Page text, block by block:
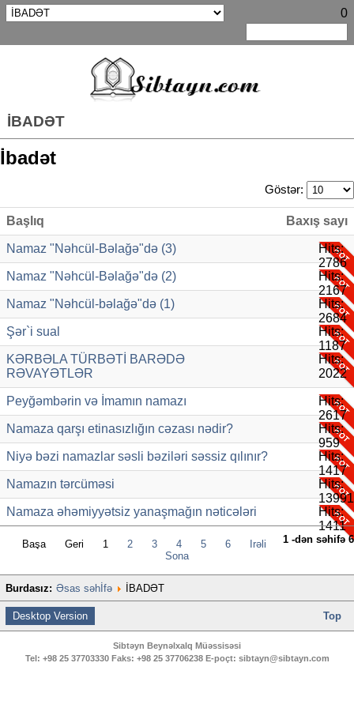
0
İBADƏT
İbadət
Göstər:
Başlıq Baxış sayı
Namaz "Nəhcül-Bəlağə"də (3)
Hits:
2786
Namaz "Nəhcül-Bəlağə"də (2)
Hits:
2167
Namaz "Nəhcül-bəlağə"də (1)
Hits:
2684
Şər`i sual
Hits:
1187
KƏRBƏLA TÜRBƏTİ BARƏDƏ
RƏVAYƏTLƏR
Hits:
2022
Peyğəmbərin və İmamın namazı
Hits:
2617
Namaza qarşı etinasızlığın cəzası nədir?
Hits:
959
Niyə bəzi namazlar səsli bəziləri səssiz qılınır?
Hits:
1417
Namazın tərcüməsi
Hits:
13991
Namaza əhəmiyyətsiz yanaşmağın nəticələri
Hits:
1411
1 -dən səhifə 6
Başa Geri 1 2 3 4 5 6
İrəli
Sona
Burdasız: Əsas səhİfə İBADƏT
Desktop Version Top
Sibtəyn Beynəlxalq Müəssisəsi
Tel: +98 25 37703330 Faks: +98 25 37706238 E-poçt: sibtayn@sibtayn.com